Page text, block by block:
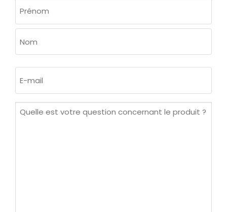
(NÉCESSAIRE)
Prénom
mail
Quelle